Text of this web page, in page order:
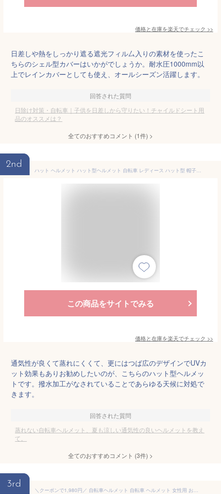
価格と在庫を楽天でチェック >>
日差しや熱をしっかり遮る遮光フィル厶入りの素材を使ったこ
ちらのシェル型カバーはいかがでしょうか。耐水圧1000mm以
上でレインカバーとしても使え、オールシーズン活躍します。
回答された質問
日除け対策・自転車｜子供を日差しから守りたい！チャイルドシート用
品のオススメは？
全てのおすすめコメント (1件) >
2nd
ハット ヘルメット ハット型ヘルメット 自転車 レディース ハット型 帽子 つば広 遮光 uvカット 日よけ 紫外線対策 ナイロン 撥水加工 大人用 おしゃれ メンズ バケットハット ひも付 飛ばない 頭部保護 軽量 通気性 蒸れない
この商品をサイトでみる
価格と在庫を楽天でチェック >>
通気性が良くて蒸れにくくて、更にはつば広のデザインでUVカ
ット効果もありお勧めしたいのが、こちらのハット型ヘルメッ
トです。撥水加工がなされていることであらゆる天候に対処で
きます。
回答された質問
蒸れない自転車ヘルメット、夏も涼しい通気性の良いヘルメットを教え
て。
全てのおすすめコメント (3件) >
3rd
＼クーポンで1,980円／ 自転車ヘルメット 自転車 ヘルメット 女性用 おしゃれ 大人 帽子 おしゃれ ハット型ヘルメット バケットハット 大人用 子供 ジュニア 通勤 通学 街乗り 蒸れない あご紐付き 防災用品 通気性抜群 防災ヘルメット